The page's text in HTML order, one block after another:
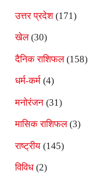
उत्तर प्रदेश(171)
खेल(30)
दैनिक राशिफल(158)
धर्म-कर्म (4)
मनोरंजन (31)
मासिक राशिफल(3)
राष्ट्रीय (145)
विविध(2)